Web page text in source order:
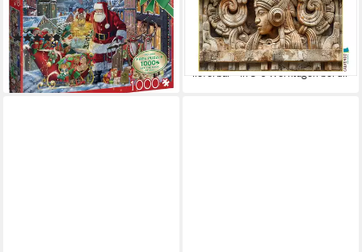
Puzzle, 1000 Puzzleteile
(1)
35,54 €
lieferbar - in 2-3 Werktagen bei dir
Kopfhörern, 1000 Teile Lege-
Größe 6, 1000 Puzzleteile
33,99 €
lieferbar - in 5-6 Werktagen bei dir